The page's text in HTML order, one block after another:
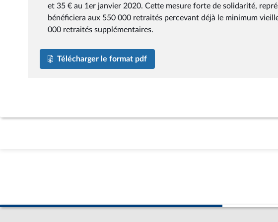
et 35 € au 1er janvier 2020. Cette mesure forte de solidarité,
bénéficiera aux 550 000 retraités percevant déjà le minimum
000 retraités supplémentaires.
Télécharger le format pdf